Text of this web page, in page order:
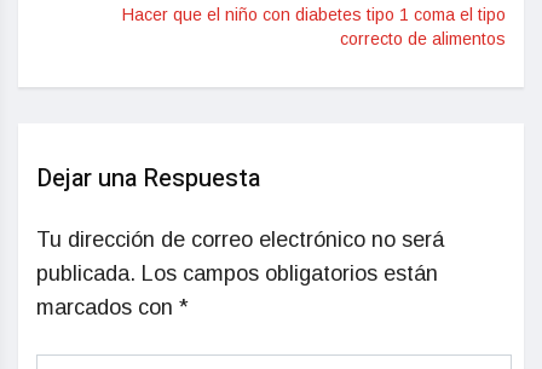
Hacer que el niño con diabetes tipo 1 coma el tipo
correcto de alimentos
Dejar una Respuesta
Tu dirección de correo electrónico no será
publicada. Los campos obligatorios están
marcados con *